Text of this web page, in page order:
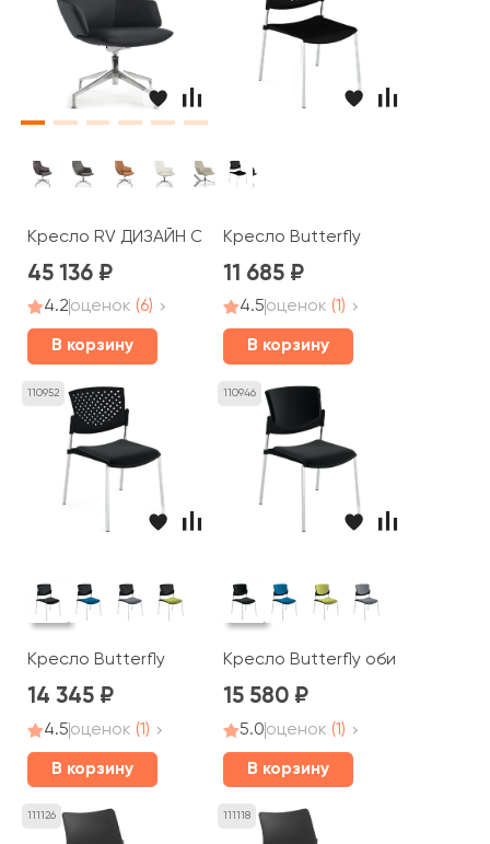
Кресло RV ДИЗАЙН Спелл-СТ / Spell-ST (C1719)
45 136
4.2оценок (6)
В корзину
Кресло Butterfly
11 685
4.5оценок (1)
В корзину
110952
Кресло Butterfly
14 345
4.5оценок (1)
В корзину
110946
Кресло Butterfly обитое
15 580
5.0оценок (1)
В корзину
111126 111118